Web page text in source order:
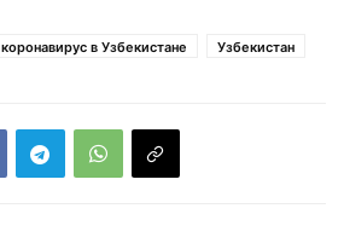
коронавирус в Узбекистане Узбекистан